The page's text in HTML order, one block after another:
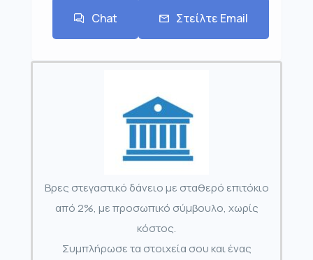
Chat Στείλτε Email
Βρες στεγαστικό δάνειο με σταθερό επιτόκιο
από 2%, με προσωπικό σύμβουλο, χωρίς
κόστος.
Συμπλήρωσε τα στοιχεία σου και ένας